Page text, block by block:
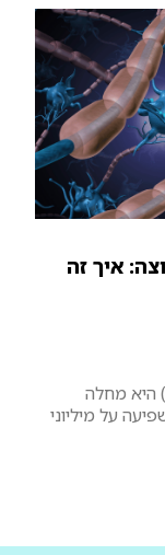
איך זה
טרשת נפוצה (Multiple Sclerosis – MS) היא מחלה
על מיליוני